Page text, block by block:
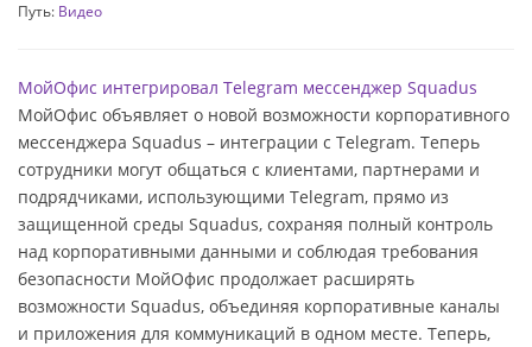
Путь: Видео
МойОфис интегрировал Telegram мессенджер Squadus
МойОфис объявляет о новой возможности корпоративного
мессенджера Squadus – интеграции с Telegram. Теперь
сотрудники могут общаться с клиентами, партнерами и
подрядчиками, использующими Telegram, прямо из
защищенной среды Squadus, сохраняя полный контроль
над корпоративными данными и соблюдая требования
безопасности МойОфис продолжает расширять
возможности Squadus, объединяя корпоративные каналы
и приложения для коммуникаций в одном месте. Теперь,